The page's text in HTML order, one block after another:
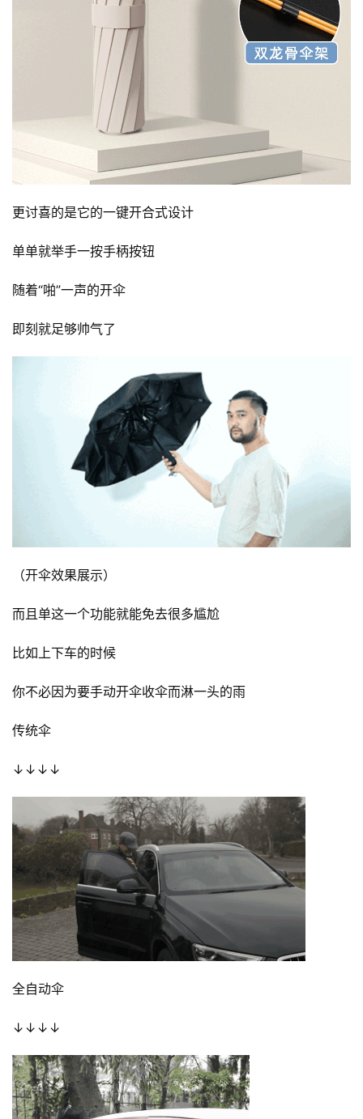
讯
八
点
僧
音
高
僧
访
谈
心
菩
提
更讨喜的是它的一键开合式设计
单单就举手一按手柄按钮
随着“啪”一声的开伞
即刻就足够帅气了
（开伞效果展示）
而且单这一个功能就能免去很多尴尬
比如上下车的时候
你不必因为要手动开伞收伞而淋一头的雨
传统伞
↓↓↓↓
全自动伞
↓↓↓↓